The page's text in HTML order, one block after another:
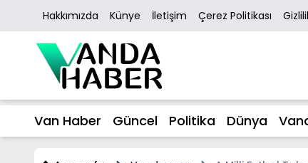
Hakkımızda Künye İletişim Çerez Politikası
Van Haber Güncel Politika Dünya